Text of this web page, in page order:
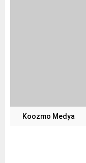
Koozmo Medya